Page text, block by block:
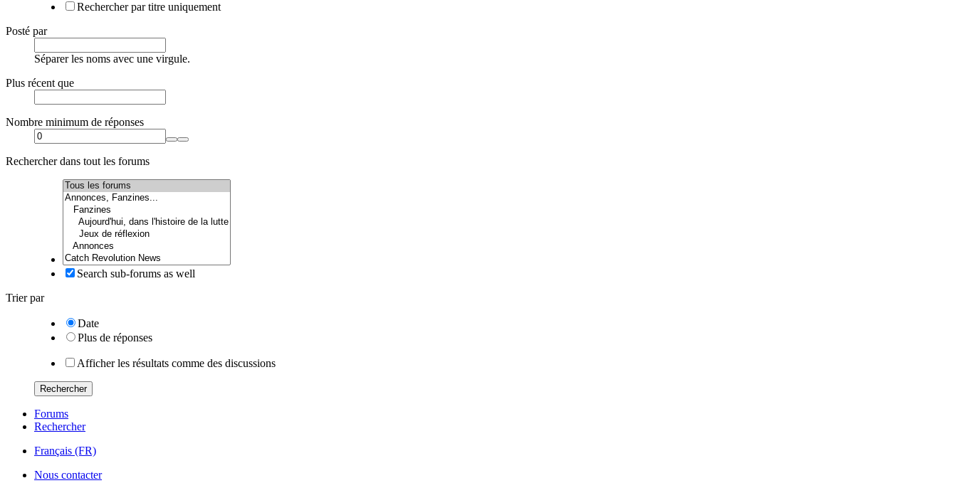
Rechercher par titre uniquement
Posté par
Séparer les noms avec une virgule.
Plus récent que
Nombre minimum de réponses
Rechercher dans tout les forums
Search sub-forums as well
Trier par
Date
Plus de réponses
Afficher les résultats comme des discussions
Rechercher
Forums
Rechercher
Français (FR)
Nous contacter